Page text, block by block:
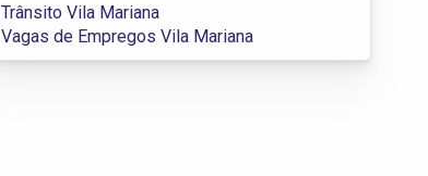
Trânsito Vila Mariana
Vagas de Empregos Vila Mariana